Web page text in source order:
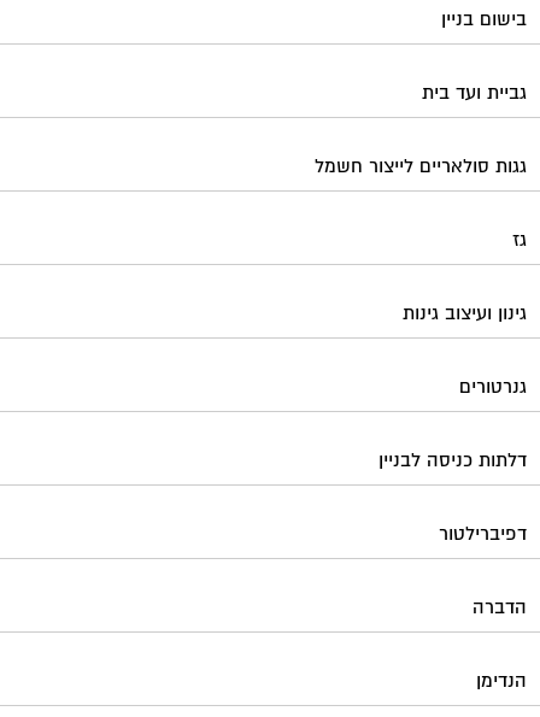
בישום בניין
גביית ועד בית
גגות סולאריים לייצור חשמל
גז
גינון ועיצוב גינות
גנרטורים
דלתות כניסה לבניין
דפיברילטור
הדברה
הנדימן